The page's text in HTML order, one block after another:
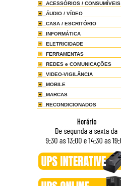
ACESSÓRIOS / CONSUMÍVEIS
ÁUDIO / VÍDEO
CASA / ESCRITÓRIO
INFORMÁTICA
ELETRICIDADE
FERRAMENTAS
REDES e COMUNICAÇÕES
VIDEO-VIGILÂNCIA
MOBILE
MARCAS
RECONDICIONADOS